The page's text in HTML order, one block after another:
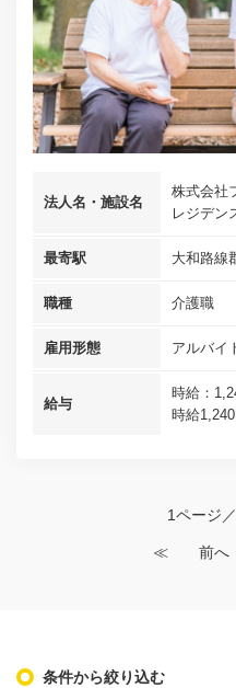
法人名・施設名
株式会社
レジデン
最寄駅 大和路線
職種 介護職
雇用形態 アルバイ
給与
時給：
時給
1ページ
≪ 前へ
条件から絞り込む